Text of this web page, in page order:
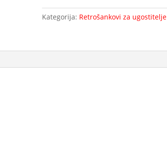
količina
Kategorija: Retrošankovi za ugostitelje